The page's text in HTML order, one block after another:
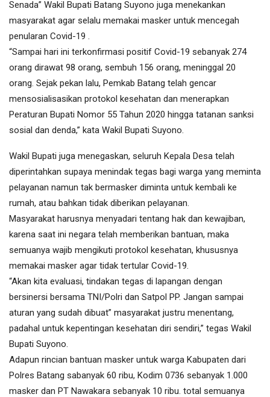
Senada” Wakil Bupati Batang Suyono juga menekankan
masyarakat agar selalu memakai masker untuk mencegah
penularan Covid-19 .
“Sampai hari ini terkonfirmasi positif Covid-19 sebanyak 274
orang dirawat 98 orang, sembuh 156 orang, meninggal 20
orang. Sejak pekan lalu, Pemkab Batang telah gencar
mensosialisasikan protokol kesehatan dan menerapkan
Peraturan Bupati Nomor 55 Tahun 2020 hingga tatanan sanksi
sosial dan denda,” kata Wakil Bupati Suyono.
Wakil Bupati juga menegaskan, seluruh Kepala Desa telah
diperintahkan supaya menindak tegas bagi warga yang meminta
pelayanan namun tak bermasker diminta untuk kembali ke
rumah, atau bahkan tidak diberikan pelayanan.
Masyarakat harusnya menyadari tentang hak dan kewajiban,
karena saat ini negara telah memberikan bantuan, maka
semuanya wajib mengikuti protokol kesehatan, khususnya
memakai masker agar tidak tertular Covid-19.
“Akan kita evaluasi, tindakan tegas di lapangan dengan
bersinersi bersama TNI/Polri dan Satpol PP. Jangan sampai
aturan yang sudah dibuat” masyarakat justru menentang,
padahal untuk kepentingan kesehatan diri sendiri,” tegas Wakil
Bupati Suyono.
Adapun rincian bantuan masker untuk warga Kabupaten dari
Polres Batang sabanyak 60 ribu, Kodim 0736 sebanyak 1.000
masker dan PT Nawakara sebanyak 10 ribu. total semuanya